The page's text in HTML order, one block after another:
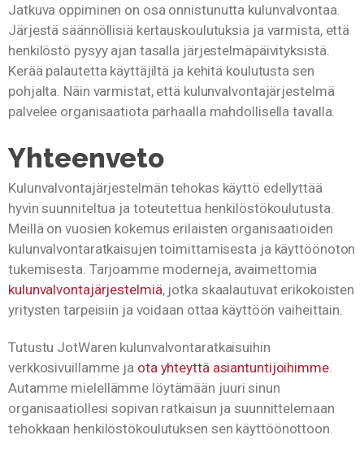
Jatkuva oppiminen on osa onnistunutta kulunvalvontaa.
Järjestä säännöllisiä kertauskoulutuksia ja varmista, että
henkilöstö pysyy ajan tasalla järjestelmäpäivityksistä.
Kerää palautetta käyttäjiltä ja kehitä koulutusta sen
pohjalta. Näin varmistat, että kulunvalvontajärjestelmä
palvelee organisaatiota parhaalla mahdollisella tavalla.
Yhteenveto
Kulunvalvontajärjestelmän tehokas käyttö edellyttää
hyvin suunniteltua ja toteutettua henkilöstökoulutusta.
Meillä on vuosien kokemus erilaisten organisaatioiden
kulunvalvontaratkaisujen toimittamisesta ja käyttöönoton
tukemisesta. Tarjoamme moderneja, avaimettomia
kulunvalvontajärjestelmiä, jotka skaalautuvat erikokoisten
yritysten tarpeisiin ja voidaan ottaa käyttöön vaiheittain.
Tutustu JotWaren kulunvalvontaratkaisuihin
verkkosivuillamme ja ota yhteyttä asiantuntijoihimme.
Autamme mielellämme löytämään juuri sinun
organisaatiollesi sopivan ratkaisun ja suunnittelemaan
tehokkaan henkilöstökoulutuksen sen käyttöönottoon.